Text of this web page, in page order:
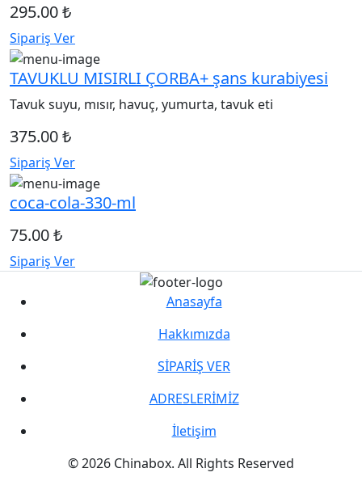
295.00 ₺
Sipariş Ver
TAVUKLU MISIRLI ÇORBA+ şans kurabiyesi
Tavuk suyu, mısır, havuç, yumurta, tavuk eti
375.00 ₺
Sipariş Ver
coca-cola-330-ml
75.00 ₺
Sipariş Ver
Anasayfa
Hakkımızda
SİPARİŞ VER
ADRESLERİMİZ
İletişim
© 2026 Chinabox. All Rights Reserved